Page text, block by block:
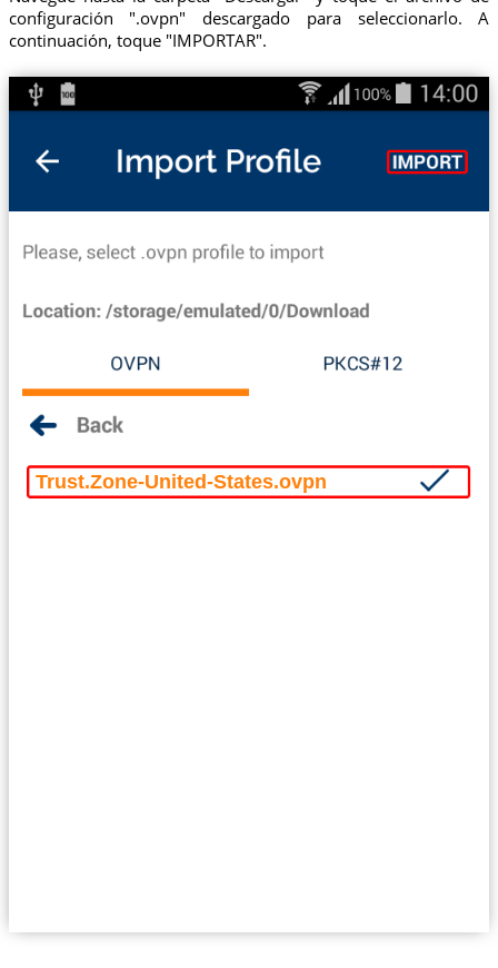
configuración ".ovpn" descargado para seleccionarlo. A
continuación, toque "IMPORTAR".
Trust.Zone-United-States.ovpn